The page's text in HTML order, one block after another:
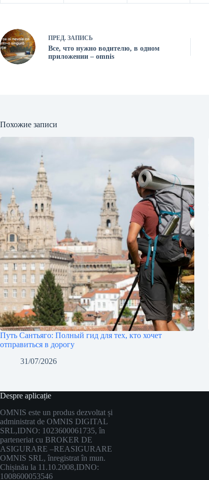
ПРЕД. ЗАПИСЬ
Все, что нужно водителю, в одном
приложении – omnis
Похожие записи
Путь Сантьяго: Полный гид для тех, кто хочет
отправиться в дорогу
31/07/2026
Despre aplicație
OMNIS este un produs dezvoltat și
administrat de OMNIS DIGITAL
SRL,IDNO: 1023600061735, în
parteneriat cu BROKER DE
ASIGURARE –REASIGURARE
OMNIS SRL, înregistrat în mun.
Chișinău la 11.10.2008,IDNO:
1008600053546